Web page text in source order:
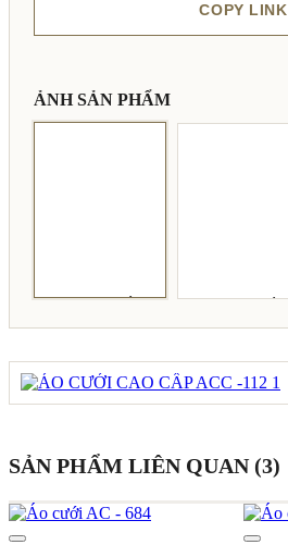
COPY LINK
ẢNH SẢN PHẨM
SẢN PHẨM LIÊN QUAN (3)